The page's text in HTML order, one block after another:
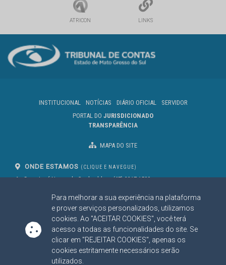
Para melhorar a sua experiência na plataforma
e prover serviços personalizados, utilizamos
cookies. Ao "ACEITAR COOKIES", você terá
acesso a todas as funcionalidades do site. Se
clicar em "REJEITAR COOKIES", apenas os
cookies estritamente necessários serão
utilizados.
ATRICON LINKS
INSTITUCIONAL NOTÍCIAS DIÁRIO OFICIAL
SERVIDOR
PORTAL DO JURISDICIONADO
TRANSPARÊNCIA
MAPA DO SITE
ONDE ESTAMOS (CLIQUE E NAVEGUE)
Av. Des. José Nunes da Cunha, bloco
Campo Grande/MS
CEP: 79031-310
(67) 3317-1500
SIGA NOSSAS REDES SOCIAIS
Linked InYoutube
Facebook
X